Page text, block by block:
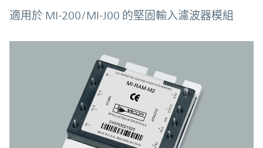
適用於 MI-200/MI-J00 的堅固輸入濾波器模組